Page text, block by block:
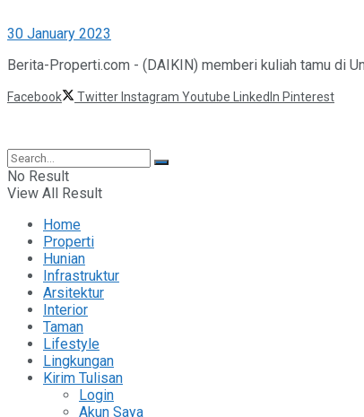
30 January 2023
Berita-Properti.com - (DAIKIN) memberi kuliah tamu di
Facebook Twitter Instagram Youtube LinkedIn Pinterest
No Result
View All Result
Home
Properti
Hunian
Infrastruktur
Arsitektur
Interior
Taman
Lifestyle
Lingkungan
Kirim Tulisan
Login
Akun Saya